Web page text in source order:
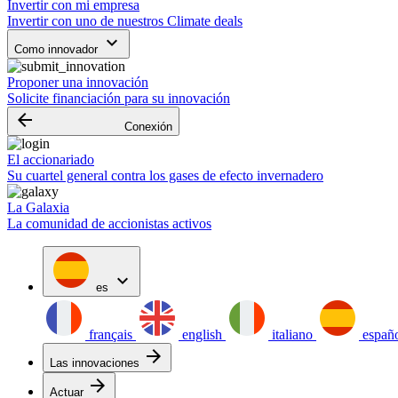
Invertir con mi empresa
Invertir con uno de nuestros Climate deals
Como innovador keyboard_arrow_down
Proponer una innovación
Solicite financiación para su innovación
arrow_backward Conexión
El accionariado
Su cuartel general contra los gases de efecto invernadero
La Galaxia
La comunidad de accionistas activos
es expand_more
français english italiano
Las innovaciones arrow_forward
Actuar arrow_forward